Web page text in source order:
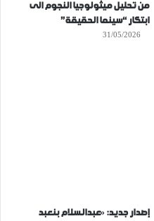
من تحليل ميثولوجيا النجوم الى
ابتكار “سينما الحقيقة”
31/05/2026
إصدار جديد: «عبدالسلام بنعبد